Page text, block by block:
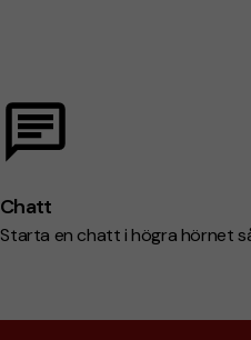
Chatt
Starta en chatt i högra hörnet